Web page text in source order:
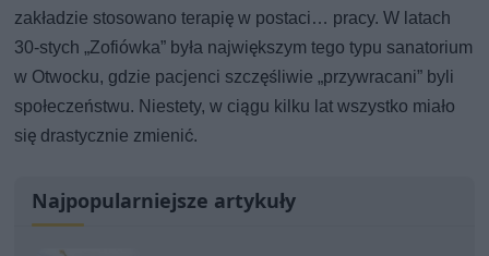
zakładzie stosowano terapię w postaci… pracy. W latach
30-stych „Zofiówka” była największym tego typu sanatorium
w Otwocku, gdzie pacjenci szczęśliwie „przywracani” byli
społeczeństwu. Niestety, w ciągu kilku lat wszystko miało
się drastycznie zmienić.
Najpopularniejsze artykuły